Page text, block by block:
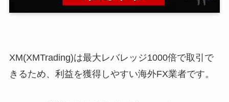
XM(XMTrading)は最大レバレッジ1000倍で取引で
きるため、利益を獲得しやすい海外FX業者です。